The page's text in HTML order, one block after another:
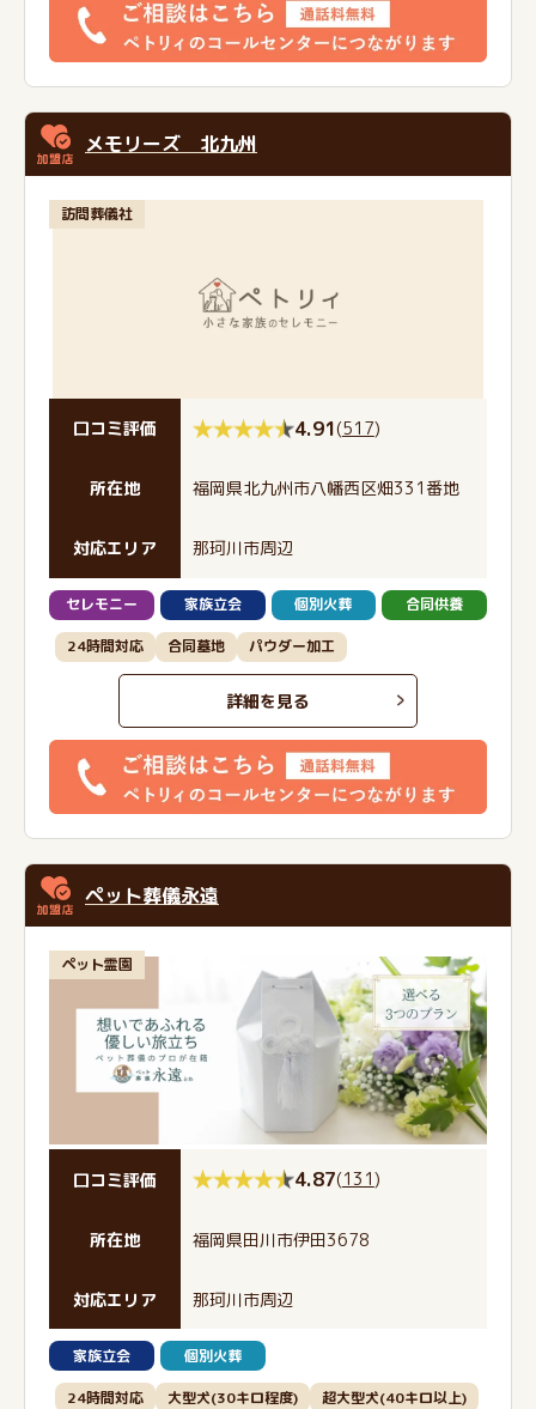
メモリーズ 北九州
訪問葬儀社
口コミ評価 4.91(517)
所在地 福岡県北九州市八幡西区畑331番地
対応エリア 那珂川市周辺
セレモニー 家族立会 個別火葬 合同供養
24時間対応 合同墓地 パウダー加工
詳細を見る
ペット葬儀永遠
ペット霊園
口コミ評価 4.87(131)
所在地 福岡県田川市伊田3678
対応エリア 那珂川市周辺
家族立会 個別火葬
24時間対応 大型犬(30キロ程度)
超大型犬(40キロ以上)